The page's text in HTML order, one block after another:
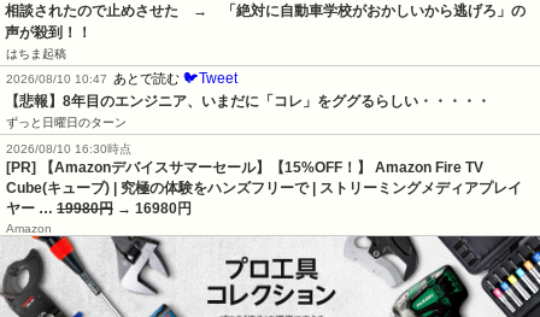
相談されたので止めさせた　→　「絶対に自動車学校がおかしいから逃げろ」の
声が殺到！！
はちま起稿
2026/08/10 10:47
あとで読む 🐦Tweet
【悲報】8年目のエンジニア、いまだに「コレ」をググるらしい・・・・・
ずっと日曜日のターン
2026/08/10 16:30時点
[PR] 【Amazonデバイスサマーセール】【15%OFF！】 Amazon Fire TV
Cube(キューブ) | 究極の体験をハンズフリーで | ストリーミングメディアプレイ
ヤー … 19980円 → 16980円
Amazon